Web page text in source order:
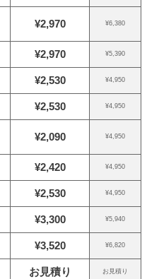
¥2,970 ¥6,380
¥2,970 ¥5,390
¥2,530 ¥4,950
¥2,530 ¥4,950
¥2,090 ¥4,950
¥2,420 ¥4,950
¥2,530 ¥4,950
¥3,300 ¥5,940
¥3,520 ¥6,820
お見積り お見積り